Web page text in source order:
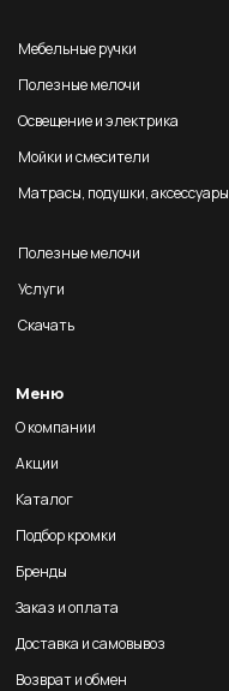
Мебельные ручки
Полезные мелочи
Освещение и электрика
Мойки и смесители
Матрасы, подушки, аксессуары
Полезные мелочи
Услуги
Скачать
Меню
О компании
Акции
Каталог
Подбор кромки
Бренды
Заказ и оплата
Доставка и самовывоз
Возврат и обмен